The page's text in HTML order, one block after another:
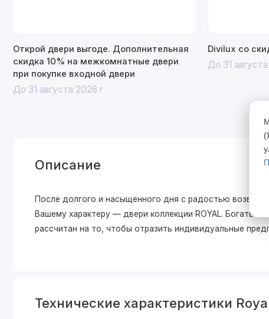
Открой двери выгоде. Дополнительная
скидка 10% на межкомнатные двери
при покупке входной двери
До 31 августа 2026 г
Divilux со
До 31
Описание
После долгого и насыщенного дня с радостью
Вашему характеру — двери коллекции ROYAL. Богатый
рассчитан на то, чтобы отразить индивидуальные
Технические характеристики